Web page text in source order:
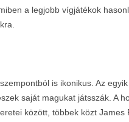
a legjobb vígjátékok
is ikonikus. Az
saját magukat játsszák. A
között, többek közt